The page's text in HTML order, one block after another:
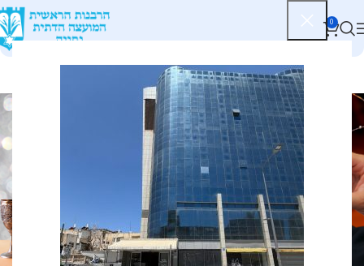
0
בתי כנסת